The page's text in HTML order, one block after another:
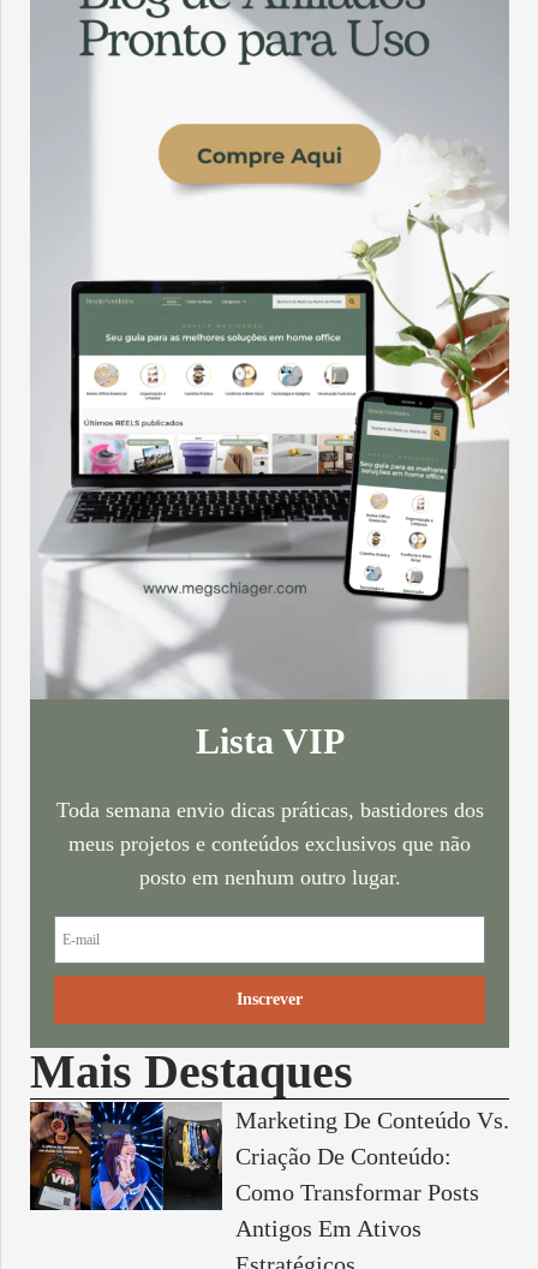
Lista VIP
Toda semana envio dicas práticas, bastidores dos
meus projetos e conteúdos exclusivos que não
posto em nenhum outro lugar.
Inscrever
Mais Destaques
Marketing De Conteúdo Vs.
Criação De Conteúdo:
Como Transformar Posts
Antigos Em Ativos